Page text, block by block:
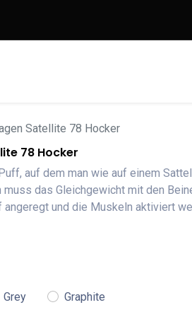
Satellite 78 Hocker
78 Hocker
auf dem man wie auf einem
das Gleichgewicht mit den
und die Muskeln aktiviert
Grey Graphite